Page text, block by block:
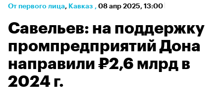
От первого лица⁠, Кавказ , 08 апр 2025, 13:00
Савельев: на поддержку
промпредприятий Дона
направили ₽2,6 млрд в
2024 г.